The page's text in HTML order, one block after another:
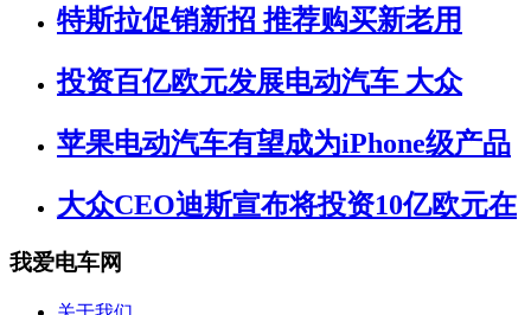
特斯拉促销新招 推荐购买新老用
投资百亿欧元发展电动汽车 大众
苹果电动汽车有望成为iPhone级产品
大众CEO迪斯宣布将投资10亿欧元在
我爱电车网